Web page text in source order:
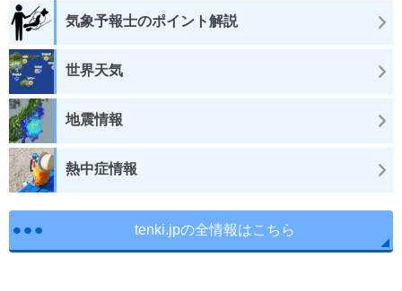
気象予報士のポイント解説
世界天気
地震情報
熱中症情報
tenki.jpの全情報はこちら